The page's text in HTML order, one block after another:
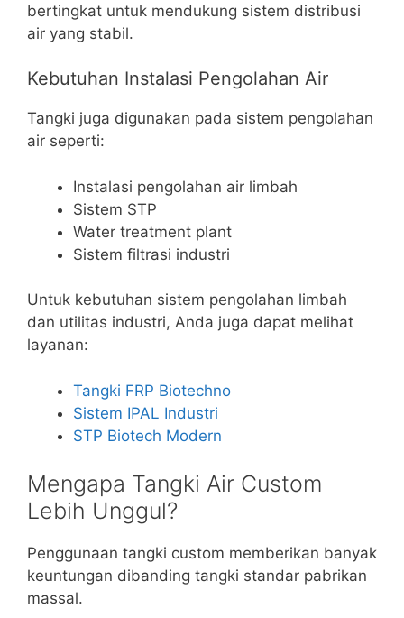
bertingkat untuk mendukung sistem distribusi
air yang stabil.
Kebutuhan Instalasi Pengolahan Air
Tangki juga digunakan pada sistem pengolahan
air seperti:
Instalasi pengolahan air limbah
Sistem STP
Water treatment plant
Sistem filtrasi industri
Untuk kebutuhan sistem pengolahan limbah
dan utilitas industri, Anda juga dapat melihat
layanan:
Tangki FRP Biotechno
Sistem IPAL Industri
STP Biotech Modern
Mengapa Tangki Air Custom
Lebih Unggul?
Penggunaan tangki custom memberikan banyak
keuntungan dibanding tangki standar pabrikan
massal.